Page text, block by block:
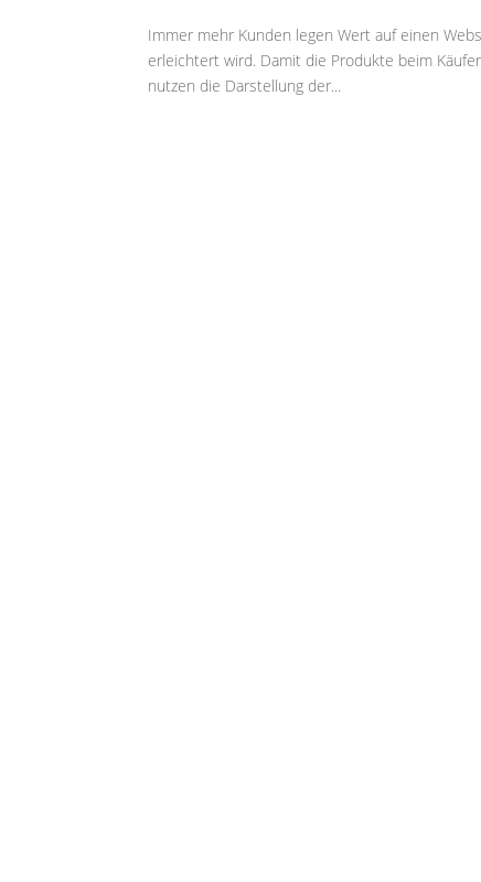
Immer mehr Kunden legen Wert auf einen
erleichtert wird. Damit die Produkte beim
nutzen die Darstellung der...